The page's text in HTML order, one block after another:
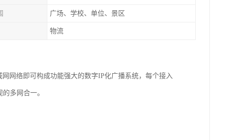
广场、学校、单位、景区
物流
网络即可构成功能强大的数字IP化广播系统，每个接入
多网合一。